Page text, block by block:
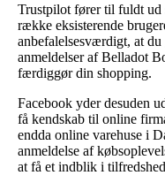
Trustpilot fører til fuldt ud
række eksisterende
anbefalelsesværdigt, at du
anmeldelser af Belladot
færdiggør din shopping.
Facebook yder desuden
få kendskab til online
endda online varehuse i
anmeldelse af
at få et indblik i